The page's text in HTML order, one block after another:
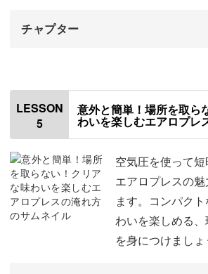
器具を温めてペーパーフィルターをセ
Cores ゴールドフィルターについて
珈琲考具 ステンレス製ドリッパーに
使用材料・道具と抽出について
チャプター
サイフォンについて
サイフォンの選び方
サイフォンで使うパーツについて
サイフォンのセッティング
アルコールランプについて
LESSON
5
意外と簡単！場所を取ら
わいを楽しむエアロプレ
空気圧を使って
エアロプレスの
ます。コンパク
わいを楽しめる
を身につけましょ